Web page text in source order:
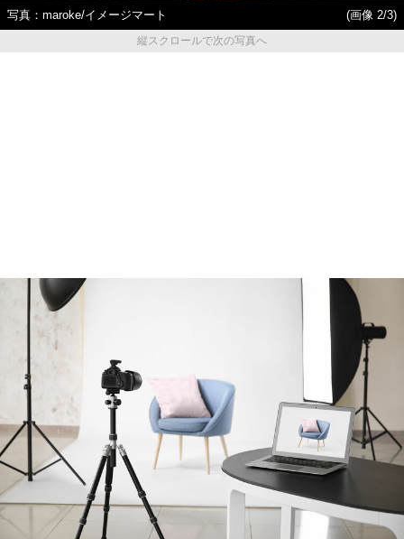
写真：maroke/イメージマート
(画像 2/3)
縦スクロールで次の写真へ